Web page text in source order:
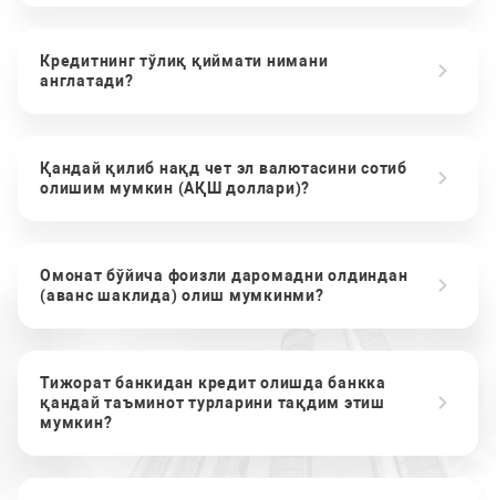
Кредитнинг тўлиқ қиймати нимани
англатади?
Қандай қилиб нақд чет эл валютасини сотиб
олишим мумкин (АҚШ доллари)?
Омонат бўйича фоизли даромадни олдиндан
(аванс шаклида) олиш мумкинми?
Тижорат банкидан кредит олишда банкка
қандай таъминот турларини тақдим этиш
мумкин?